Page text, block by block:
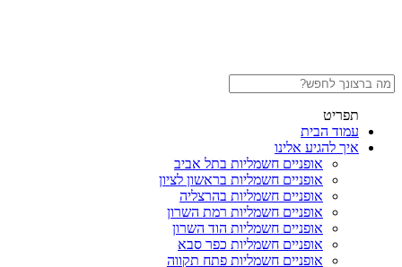
תפריט
עמוד הבית
איך להגיע אלינו
אופניים חשמליות בתל אביב
אופניים חשמליות בראשון לציון
אופניים חשמליות בהרצליה
אופניים חשמליות רמת השרון
אופניים חשמליות הוד השרון
אופניים חשמליות כפר סבא
אופניים חשמליות פתח תקווה